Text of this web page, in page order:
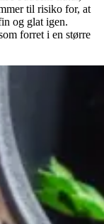
til risiko for, at
og glat igen.
forret i en større